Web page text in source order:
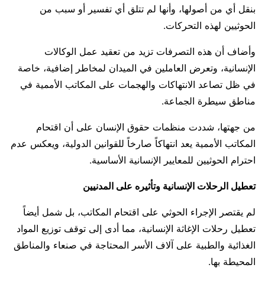
بنقل أي من أصولها، وأنها لم تتلق أي تفسير أو سبب من
الحوثيين لهذه التحركات.
وأضاف أن هذه التصرفات تزيد من تعقيد عمل الوكالات
الإنسانية، وتعرض العاملين في الميدان لمخاطر إضافية، خاصة
في ظل تصاعد الانتهاكات والهجمات على المكاتب الأممية في
مناطق سيطرة الجماعة.
من جهتها، شددت منظمات حقوق الإنسان على أن اقتحام
المكاتب الأممية يعد انتهاكاً صارخاً للقوانين الدولية، ويعكس عدم
احترام الحوثيين للمعايير الإنسانية الأساسية.
تعطيل الرحلات الإنسانية وتأثيره على المدنيين
لم يقتصر الإجراء الحوثي على اقتحام المكاتب، بل شمل أيضاً
تعطيل رحلات الإغاثة الإنسانية، مما أدى إلى توقف توزيع المواد
الغذائية والطبية على آلاف الأسر المحتاجة في صنعاء والمناطق
المحيطة بها.